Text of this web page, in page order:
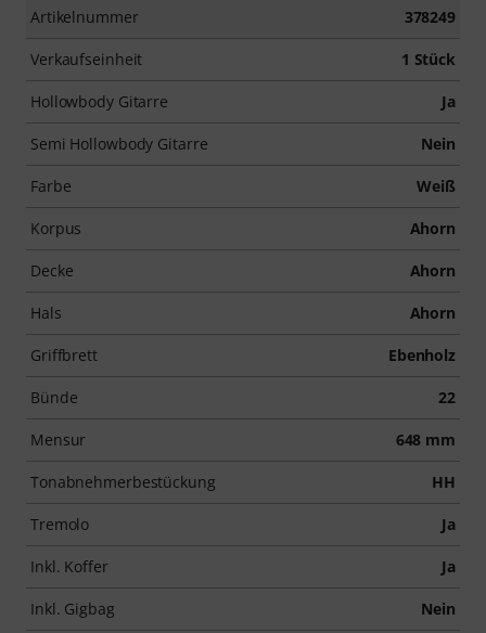
Artikelnummer 378249
Verkaufseinheit 1 Stück
Hollowbody Gitarre Ja
Semi Hollowbody Gitarre Nein
Farbe Weiß
Korpus Ahorn
Decke Ahorn
Hals Ahorn
Griffbrett Ebenholz
Bünde 22
Mensur 648 mm
Tonabnehmerbestückung HH
Tremolo Ja
Inkl. Koffer Ja
Inkl. Gigbag Nein